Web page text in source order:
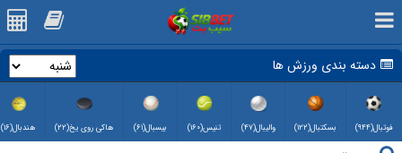
دسته بندی ورزش ها
فوتبال(۹۴۴) بسکتبال(۱۲۲) والیبال(۴۷) تنیس(۱۶۰) بیسبال(۶۱) هاکی روی یخ(۲۲) هندبال(۱۶)